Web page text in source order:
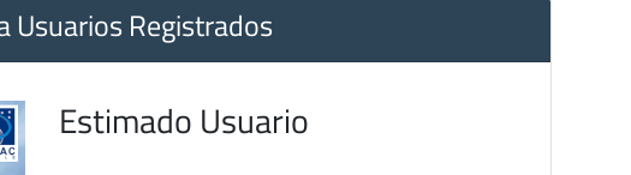
Usuarios Registrados
Estimado Usuario